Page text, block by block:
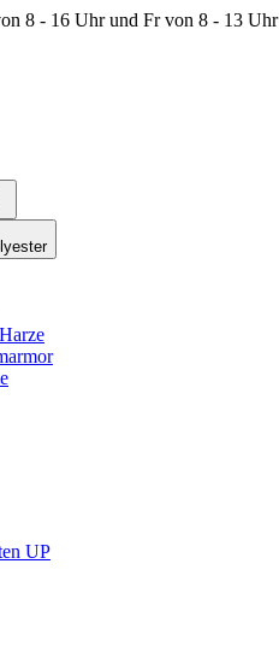
8 - 16 Uhr und Fr von 8 - 13 Uhr
UP